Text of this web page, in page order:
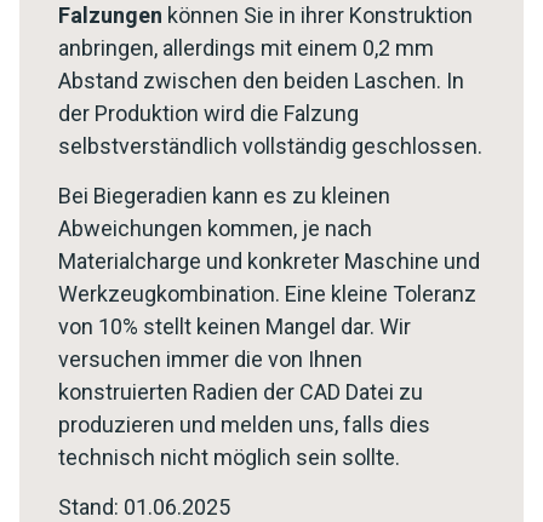
Falzungen können Sie in ihrer Konstruktion
anbringen, allerdings mit einem 0,2 mm
Abstand zwischen den beiden Laschen. In
der Produktion wird die Falzung
selbstverständlich vollständig geschlossen.
Bei Biegeradien kann es zu kleinen
Abweichungen kommen, je nach
Materialcharge und konkreter Maschine und
Werkzeugkombination. Eine kleine Toleranz
von 10% stellt keinen Mangel dar. Wir
versuchen immer die von Ihnen
konstruierten Radien der CAD Datei zu
produzieren und melden uns, falls dies
technisch nicht möglich sein sollte.
Stand: 01.06.2025